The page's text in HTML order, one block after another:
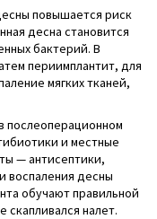
повышается риск
десна становится
бактерий. В
периимплантит, для
мягких тканей,
послеоперационном
и местные
— антисептики,
воспаления десны
обучают правильной
скапливался налет.